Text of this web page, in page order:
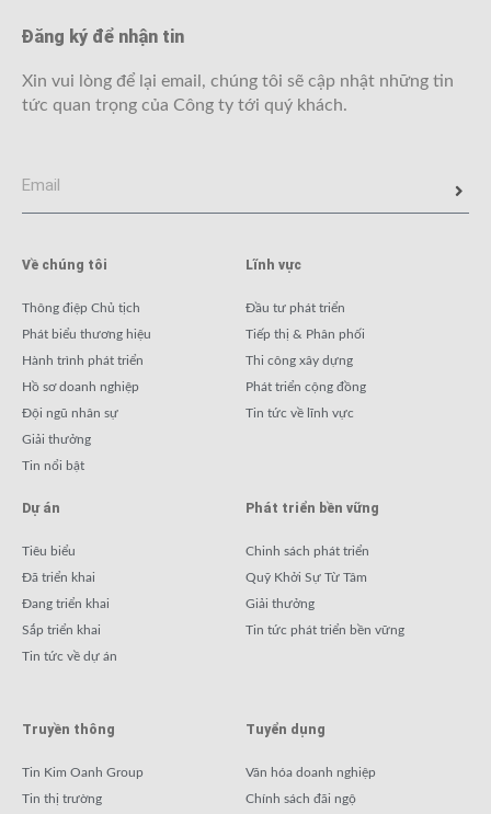
Đăng ký để nhận tin
Xin vui lòng để lại email, chúng tôi sẽ cập nhật những tin
tức quan trọng của Công ty tới quý khách.
Về chúng tôi
Thông điệp Chủ tịch
Phát biểu thương hiệu
Hành trình phát triển
Hồ sơ doanh nghiệp
Đội ngũ nhân sự
Giải thưởng
Tin nổi bật
Lĩnh vực
Đầu tư phát triển
Tiếp thị & Phân phối
Thi công xây dựng
Phát triển cộng đồng
Tin tức về lĩnh vực
Dự án
Tiêu biểu
Đã triển khai
Đang triển khai
Sắp triển khai
Tin tức về dự án
Phát triển bền vững
Chinh sách phát triển
Quỹ Khởi Sự Từ Tâm
Giải thưởng
Tin tức phát triển bền vững
Truyền thông
Tin Kim Oanh Group
Tin thị trường
Tuyển dụng
Văn hóa doanh nghiệp
Chính sách đãi ngộ